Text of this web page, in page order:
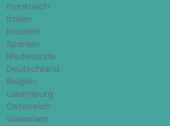
Frankreich
Italien
Kroatien
Spanien
Niederlande
Deutschland
Belgien
Luxemburg
Österreich
Slowenien